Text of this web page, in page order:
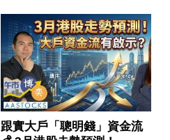
跟實大戶「聰明錢」資金流